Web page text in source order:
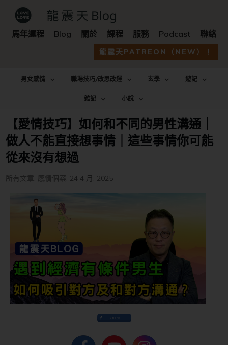
馬年運程 Blog 關於 課程 服務 Podcast 聯絡
龍震天PATREON（NEW）！
男女感情 職場技巧/改思改運 玄學
遊記
雜記
小說
【愛情技巧】如何和不同的男性溝通｜
做人不能直接想事情｜這些事情你可能
從來沒有想過
所有文章 , 感情個案, 24 4 月, 2025
Share